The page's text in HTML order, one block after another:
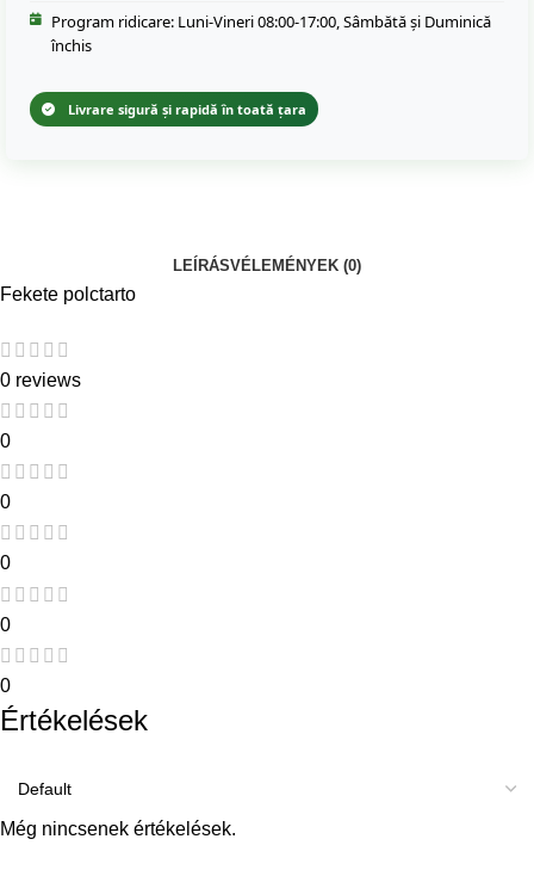
Program ridicare: Luni-Vineri 08:00-17:00, Sâmbătă și Duminică
închis
Livrare sigură și rapidă în toată țara
LEÍRÁSVÉLEMÉNYEK (0)
Fekete polctarto
0 reviews
0
0
0
0
0
Értékelések
Még nincsenek értékelések.